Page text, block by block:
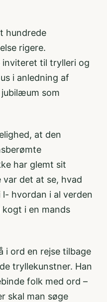
hundrede
rigere.
til trylleri og
i anledning af
jubilæum som
at den
har glemt sit
det at se, hvad
hvordan i al verden
i en mands
i ord en rejse tilbage
tryllekunstner. Han
folk med ord –
skal man søge